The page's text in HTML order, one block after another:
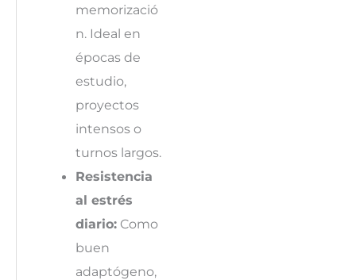
memorizació
n. Ideal en
épocas de
estudio,
proyectos
intensos o
turnos largos.
Resistencia
al estrés
diario:Como
buen
adaptógeno,